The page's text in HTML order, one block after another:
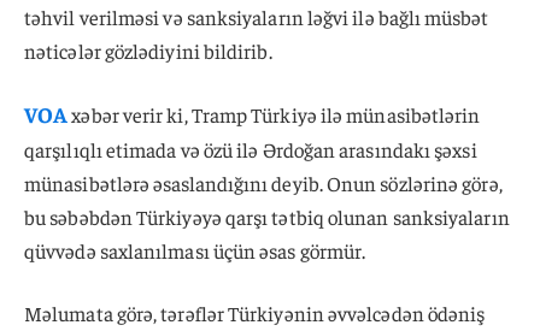
təhvil verilməsi və sanksiyaların ləğvi ilə bağlı müsbət
nəticələr gözlədiyini bildirib.
VOAxəbər verir ki, Tramp Türkiyə ilə münasibətlərin
qarşılıqlı etimada və özü ilə Ərdoğan arasındakı şəxsi
münasibətlərə əsaslandığını deyib. Onun sözlərinə görə,
bu səbəbdən Türkiyəyə qarşı tətbiq olunan sanksiyaların
qüvvədə saxlanılması üçün əsas görmür.
Məlumata görə, tərəflər Türkiyənin əvvəlcədən ödəniş